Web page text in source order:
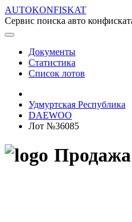
AUTOKONFISKAT
Сервис поиска авто
Документы
Статистика
Список лотов
Удмуртская Республика
DAEWOO
Лот №36085
Продажа